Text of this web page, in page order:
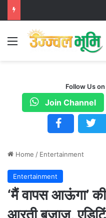
Menu
Follow Us
Join Channel
Home / Entertainment
Entertainment
‘मैं वापस आऊंगा’